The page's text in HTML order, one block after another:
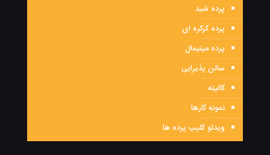
پرده شید
پرده کرکره ای
پرده مینیمال
سالن پذیرایی
کالیته
نمونه کارها
ویدئو کلیپ پرده ها